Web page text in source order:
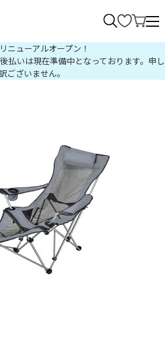
ニューアルオープン！
払いは現在準備中となっております。申し
ございません。